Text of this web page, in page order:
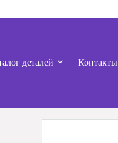
деталей Контакты